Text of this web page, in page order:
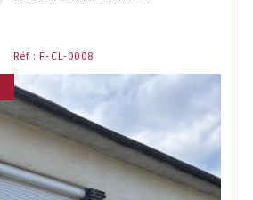
Réf : F-CL-0008